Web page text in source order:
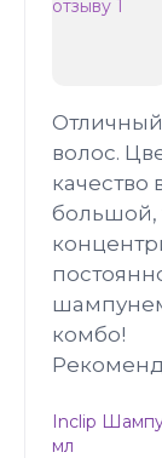
волос.
качество
большой,
комбо!
Inclip
мл